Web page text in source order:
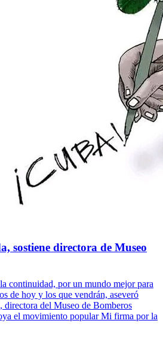
sostiene directora de Museo
continuidad, por un mundo mejor para
de hoy y los que vendrán, aseveró
del Museo de Bomberos
el movimiento popular Mi firma por la